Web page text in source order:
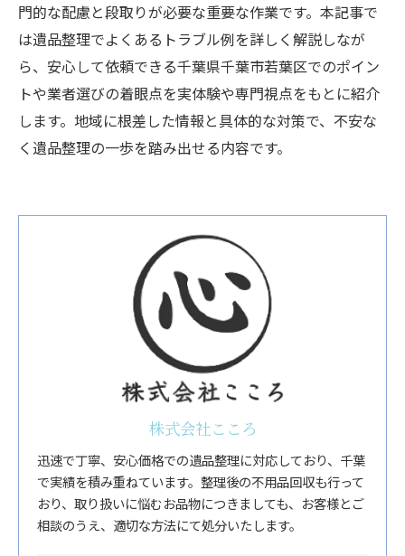
門的な配慮と段取りが必要な重要な作業です。本記事で
は遺品整理でよくあるトラブル例を詳しく解説しなが
ら、安心して依頼できる千葉県千葉市若葉区でのポイン
トや業者選びの着眼点を実体験や専門視点をもとに紹介
します。地域に根差した情報と具体的な対策で、不安な
く遺品整理の一歩を踏み出せる内容です。
株式会社こころ
迅速で丁寧、安心価格での遺品整理に対応しており、千葉
で実績を積み重ねています。整理後の不用品回収も行って
おり、取り扱いに悩むお品物につきましても、お客様とご
相談のうえ、適切な方法にて処分いたします。